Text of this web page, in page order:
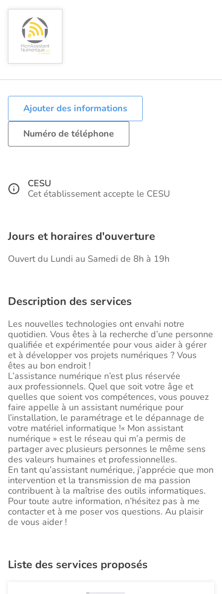
Ajouter des informations
Numéro de téléphone
CESU
Cet établissement accepte le CESU
Jours et horaires d'ouverture
Ouvert du Lundi au Samedi de 8h à 19h
Description des services
Les nouvelles technologies ont envahi notre
quotidien. Vous êtes à la recherche d’une personne
qualifiée et expérimentée pour vous aider à gérer
et à développer vos projets numériques ? Vous
êtes au bon endroit !
L’assistance numérique n’est plus réservée
aux professionnels. Quel que soit votre âge et
quelles que soient vos compétences, vous pouvez
faire appelle à un assistant numérique pour
l’installation, le paramétrage et le dépannage de
votre matériel informatique !« Mon assistant
numérique » est le réseau qui m’a permis de
partager avec plusieurs personnes le même sens
des valeurs humaines et professionnelles.
En tant qu’assistant numérique, j’apprécie que mon
intervention et la transmission de ma passion
contribuent à la maîtrise des outils informatiques.
Pour toute autre information, n’hésitez pas à me
contacter et à me poser vos questions. Au plaisir
de vous aider !
Liste des services proposés